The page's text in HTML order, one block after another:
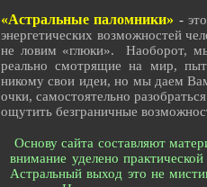
«Астральные паломники» -
энергетических возможностей
не ловим «глюки». Наоборот, мы
реально смотрящие на мир,
никому свои идеи, но мы даем
очки, самостоятельно
ощутить безграничные
Основу сайта составляют
внимание уделено
Астральный выход это не